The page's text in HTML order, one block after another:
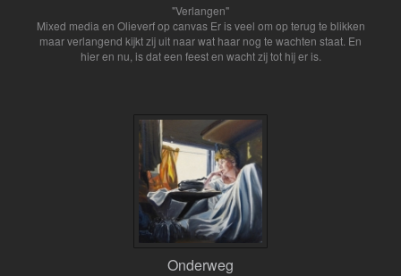
"Verlangen"
Mixed media en Olieverf op canvas Er is veel om op terug te blikken
maar verlangend kijkt zij uit naar wat haar nog te wachten staat. En
hier en nu, is dat een feest en wacht zij tot hij er is.
Onderweg